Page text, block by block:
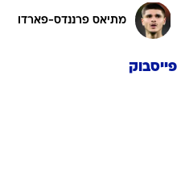
מתיאס פרננדס-פארדו
פייסבוק